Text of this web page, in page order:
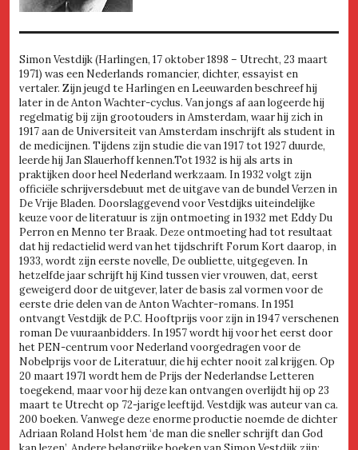
Simon Vestdijk (Harlingen, 17 oktober 1898 – Utrecht, 23 maart
1971) was een Nederlands romancier, dichter, essayist en
vertaler. Zijn jeugd te Harlingen en Leeuwarden beschreef hij
later in de Anton Wachter-cyclus. Van jongs af aan logeerde hij
regelmatig bij zijn grootouders in Amsterdam, waar hij zich in
1917 aan de Universiteit van Amsterdam inschrijft als student in
de medicijnen. Tijdens zijn studie die van 1917 tot 1927 duurde,
leerde hij Jan Slauerhoff kennen.Tot 1932 is hij als arts in
praktijken door heel Nederland werkzaam. In 1932 volgt zijn
officiële schrijversdebuut met de uitgave van de bundel Verzen in
De Vrije Bladen. Doorslaggevend voor Vestdijks uiteindelijke
keuze voor de literatuur is zijn ontmoeting in 1932 met Eddy Du
Perron en Menno ter Braak. Deze ontmoeting had tot resultaat
dat hij redactielid werd van het tijdschrift Forum Kort daarop, in
1933, wordt zijn eerste novelle, De oubliette, uitgegeven. In
hetzelfde jaar schrijft hij Kind tussen vier vrouwen, dat, eerst
geweigerd door de uitgever, later de basis zal vormen voor de
eerste drie delen van de Anton Wachter-romans. In 1951
ontvangt Vestdijk de P.C. Hooftprijs voor zijn in 1947 verschenen
roman De vuuraanbidders. In 1957 wordt hij voor het eerst door
het PEN-centrum voor Nederland voorgedragen voor de
Nobelprijs voor de Literatuur, die hij echter nooit zal krijgen. Op
20 maart 1971 wordt hem de Prijs der Nederlandse Letteren
toegekend, maar voor hij deze kan ontvangen overlijdt hij op 23
maart te Utrecht op 72-jarige leeftijd. Vestdijk was auteur van ca.
200 boeken. Vanwege deze enorme productie noemde de dichter
Adriaan Roland Holst hem ‘de man die sneller schrijft dan God